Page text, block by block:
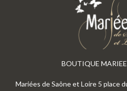
BOUTIQUE
Mariées de Saône et Loire 5 place